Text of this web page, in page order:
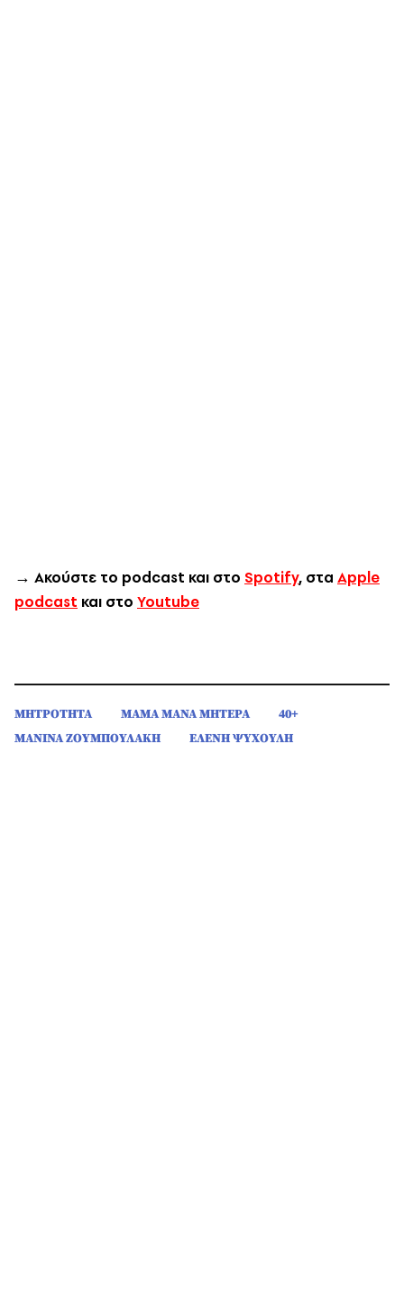
→ Ακούστε το podcast και στο Spotify, στα Apple
podcast και στο Youtube
ΜΗΤΡΟΤΗΤΑ ΜΑΜΑ ΜΑΝΑ ΜΗΤΕΡΑ
40+
ΜΑΝΙΝΑ ΖΟΥΜΠΟΥΛΑΚΗ
ΕΛΕΝΗ ΨΥΧΟΥΛΗ